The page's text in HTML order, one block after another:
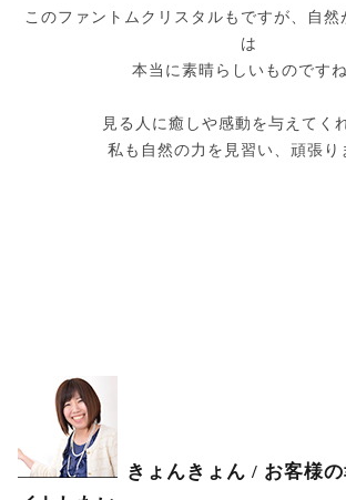
このファントムクリスタルもですが、自
は
本当に素晴らしいものですね
見る人に癒しや感動を与えてく
私も自然の力を見習い、頑張り
きょんきょん / お客様